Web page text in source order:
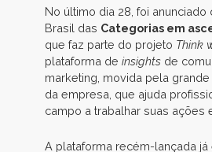
No último dia 28, foi anunciado
Brasil das Categorias em
que faz parte do projeto Think
plataforma de insights de
marketing, movida pela
da empresa, que ajuda
campo a trabalhar suas ações
A plataforma recém-lançada